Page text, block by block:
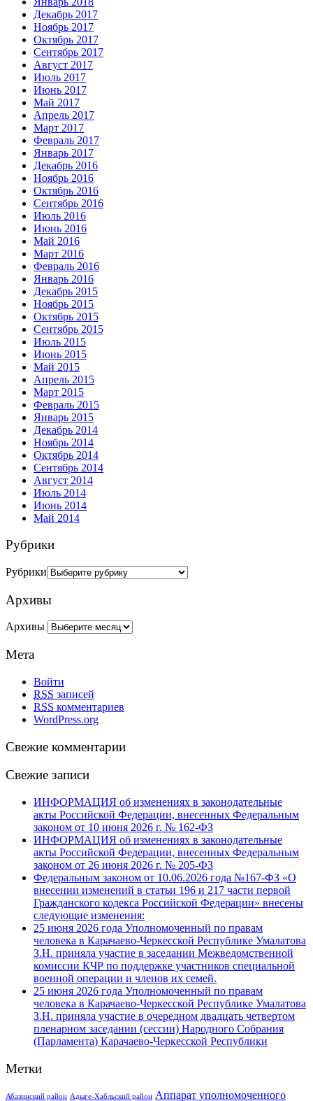
Декабрь 2017
Ноябрь 2017
Октябрь 2017
Сентябрь 2017
Август 2017
Июль 2017
Июнь 2017
Май 2017
Апрель 2017
Март 2017
Февраль 2017
Январь 2017
Декабрь 2016
Ноябрь 2016
Октябрь 2016
Сентябрь 2016
Июль 2016
Июнь 2016
Май 2016
Март 2016
Февраль 2016
Январь 2016
Декабрь 2015
Ноябрь 2015
Октябрь 2015
Сентябрь 2015
Июль 2015
Июнь 2015
Май 2015
Апрель 2015
Март 2015
Февраль 2015
Январь 2015
Декабрь 2014
Ноябрь 2014
Октябрь 2014
Сентябрь 2014
Август 2014
Июль 2014
Июнь 2014
Май 2014
Рубрики
Рубрики
Архивы
Архивы
Мета
Войти
RSS записей
RSS комментариев
WordPress.org
Свежие комментарии
Свежие записи
ИНФОРМАЦИЯ об изменениях в законодательные
акты Российской Федерации, внесенных Федеральным
законом от 10 июня 2026 г. № 162-ФЗ
ИНФОРМАЦИЯ об изменениях в законодательные
акты Российской Федерации, внесенных Федеральным
законом от 26 июня 2026 г. № 205-ФЗ
Федеральным законом от 10.06.2026 года №167-ФЗ «О
внесении изменений в статьи 196 и 217 части первой
Гражданского кодекса Российской Федерации» внесены
следующие изменения:
25 июня 2026 года Уполномоченный по правам
человека в Карачаево-Черкесской Республике Умалатова
З.Н. приняла участие в заседании Межведомственной
комиссии КЧР по поддержке участников специальной
военной операции и членов их семей.
25 июня 2026 года Уполномоченный по правам
человека в Карачаево-Черкесской Республике Умалатова
З.Н. приняла участие в очередном двадцать четвертом
пленарном заседании (сессии) Народного Собрания
(Парламента) Карачаево-Черкесской Республики
Метки
Абазинский район Адыге-Хабльский район Аппарат уполномоченного